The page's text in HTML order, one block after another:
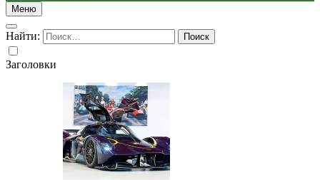
Меню
Найти:
Заголовки